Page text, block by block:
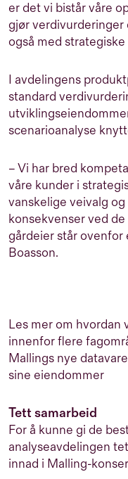
er det vi bistår våre
gjør verdivurderinger
også med
I avdelingens
standard
scenarioanalyse
– Vi har bred
våre kunder i
vanskelige veivalg
konsekvenser ved
gårdeier står
Boasson.
Les mer om hvordan
innenfor flere
Mallings nye
sine eiendommer
Tett samarbeid
For å kunne gi de
analyseavdelingen
innad i Malling-